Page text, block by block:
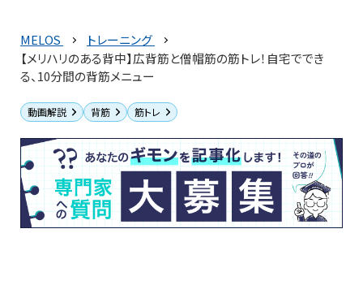
MELOS
トレーニング
【メリハリのある背中】広背筋と僧帽筋の筋トレ！自宅ででき
る、10分間の背筋メニュー
動画解説 背筋 筋トレ